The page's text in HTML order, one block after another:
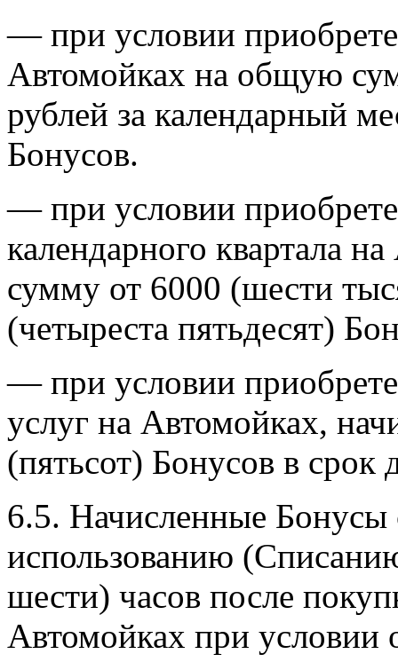
— при условии
Автомойках на общую
рублей за календарный
Бонусов.
— при условии
календарного квартала
сумму от 6000 (шести
(четыреста пятьдесят)
— при условии
услуг на Автомойках,
(пятьсот) Бонусов в срок
6.5. Начисленные Бонусы
использованию
шести) часов после
Автомойках при условии